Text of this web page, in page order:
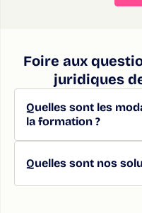
Foire aux
juridiques
Quelles sont les
la formation ?
Quelles sont nos